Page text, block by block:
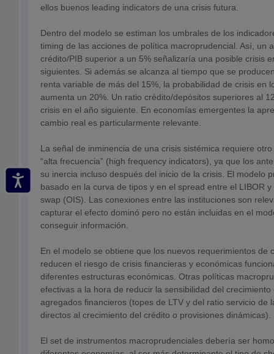
ellos buenos leading indicators de una crisis futura.
Dentro del modelo se estiman los umbrales de los
timing de las acciones de política macroprudencial. Así, un
crédito/PIB superior a un 5% señalizaría una posible crisis
siguientes. Si además se alcanza al tiempo que se
renta variable de más del 15%, la probabilidad de crisis en
aumenta un 20%. Un ratio crédito/depósitos superiores al
crisis en el año siguiente. En economías emergentes la
cambio real es particularmente relevante.
La señal de inminencia de una crisis sistémica requiere
“alta frecuencia” (high frequency indicators), ya que los
su inercia incluso después del inicio de la crisis. El modelo
basado en la curva de tipos y en el spread entre el LIBOR
swap (OIS). Las conexiones entre las instituciones son
capturar el efecto dominó pero no están incluidas en el
conseguir información.
En el modelo se obtiene que los nuevos requerimientos de
reducen el riesgo de crisis financieras y económicas
diferentes estructuras económicas. Otras políticas
efectivas a la hora de reducir la sensibilidad del crecimiento
agregados financieros (topes de LTV y del ratio servicio de
directos al crecimiento del crédito o provisiones dinámicas).
El set de instrumentos macroprudenciales debería ser